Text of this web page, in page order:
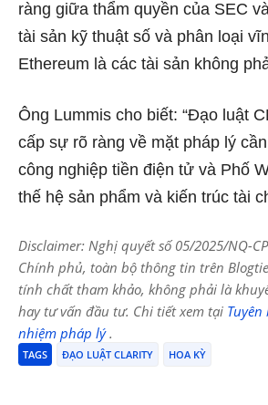
ràng giữa thẩm quyền của SEC
tài sản kỹ thuật số và phân loại
Ethereum là các tài sản không
Ông Lummis cho biết: “Đạo luật
cấp sự rõ ràng về mặt pháp lý
công nghiệp tiền điện tử và Phố
thế hệ sản phẩm và kiến ​​trúc tài
Disclaimer: Nghị quyết số 05/2025/NQ-
Chính phủ, toàn bộ thông tin trên
tính chất tham khảo, không phải là
hay tư vấn đầu tư. Chi tiết xem tại
nhiệm pháp lý.
TAGS ĐẠO LUẬT CLARITY HOA KỲ